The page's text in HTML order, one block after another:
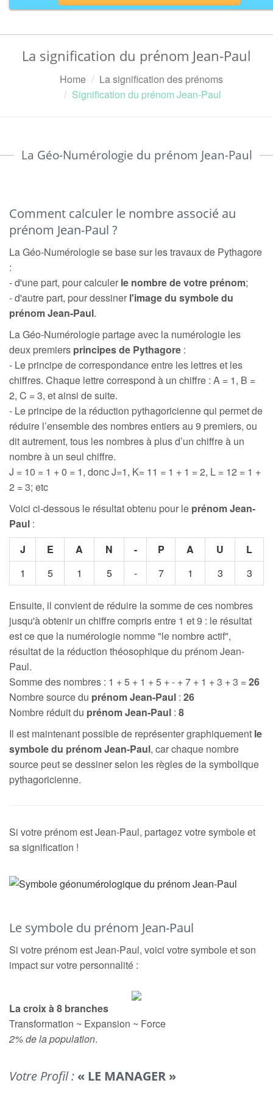
La signification du prénom Jean-Paul
Home
La signification des prénoms
Signification du prénom Jean-Paul
La Géo-Numérologie du prénom Jean-Paul
Comment calculer le nombre associé au
prénom Jean-Paul ?
La Géo-Numérologie se base sur les travaux de Pythagore
:
- d'une part, pour calculer le nombre de votre prénom;
- d'autre part, pour dessiner l'image du symbole du
prénom Jean-Paul.
La Géo-Numérologie partage avec la numérologie les
deux premiers principes de Pythagore :
- Le principe de correspondance entre les lettres et les
chiffres. Chaque lettre correspond à un chiffre : A = 1, B =
2, C = 3, et ainsi de suite.
- Le principe de la réduction pythagoricienne qui permet de
réduire l’ensemble des nombres entiers au 9 premiers, ou
dit autrement, tous les nombres à plus d’un chiffre à un
nombre à un seul chiffre.
J = 10 = 1 + 0 = 1, donc J=1, K= 11 = 1 + 1 = 2, L = 12 = 1 +
2 = 3; etc
Voici ci-dessous le résultat obtenu pour le prénom Jean-
Paul :
J
E A N - P A U
L
1
5 1 5 - 7 1 3 3
Ensuite, il convient de réduire la somme de ces nombres
jusqu'à obtenir un chiffre compris entre 1 et 9 : le résultat
est ce que la numérologie nomme "le nombre actif",
résultat de la réduction théosophique du prénom Jean-
Paul.
Somme des nombres : 1 + 5 + 1 + 5 + - + 7 + 1 + 3 + 3 =26
Nombre source du prénom Jean-Paul : 26
Nombre réduit du prénom Jean-Paul : 8
Il est maintenant possible de représenter graphiquement le
symbole du prénom Jean-Paul, car chaque nombre
source peut se dessiner selon les règles de la symbolique
pythagoricienne.
Si votre prénom est Jean-Paul, partagez votre symbole et
sa signification !
Le symbole du prénom Jean-Paul
Si votre prénom est Jean-Paul, voici votre symbole et son
impact sur votre personnalité :
La croix à 8 branches
Transformation ~ Expansion ~ Force
2% de la population.
Votre Profil : « LE MANAGER »